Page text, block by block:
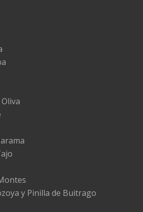
y Pinilla de Buitrago